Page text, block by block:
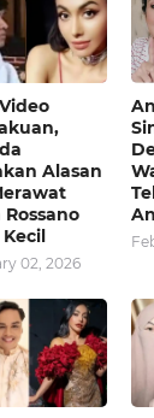
Alasan
Rossano
02, 2026